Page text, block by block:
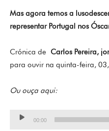
Mas agora temos a
representar Portugal nos
Crónica de Carlos Pereira,
para ouvir na quinta-feira,
Ou ouça aqui:
Lecteur
00:00